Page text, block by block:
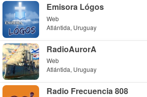
Emisora Lógos
Web
Atlántida, Uruguay
RadioAurorA
Web
Atlántida, Uruguay
Radio Frecuencia 808